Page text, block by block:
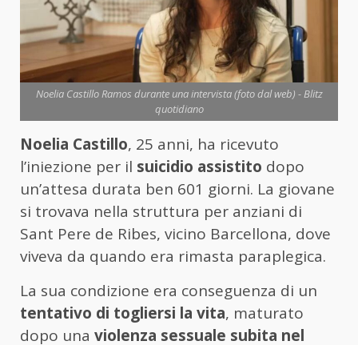
Noelia Castillo Ramos durante una intervista (foto dal web) - Blitz
quotidiano
Noelia Castillo, 25 anni, ha ricevuto
l’iniezione per il suicidio assistito dopo
un’attesa durata ben 601 giorni. La giovane
si trovava nella struttura per anziani di
Sant Pere de Ribes, vicino Barcellona, dove
viveva da quando era rimasta paraplegica.
La sua condizione era conseguenza di un
tentativo di togliersi la vita, maturato
dopo una violenza sessuale subita nel